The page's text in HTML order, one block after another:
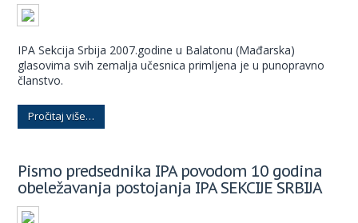
IPA Sekcija Srbija 2007.godine u Balatonu (Mađarska)
glasovima svih zemalja učesnica primljena je u punopravno
članstvo.
Pročitaj više…
Pismo predsednika IPA povodom 10 godina
obeležavanja postojanja IPA SEKCIJE SRBIJA